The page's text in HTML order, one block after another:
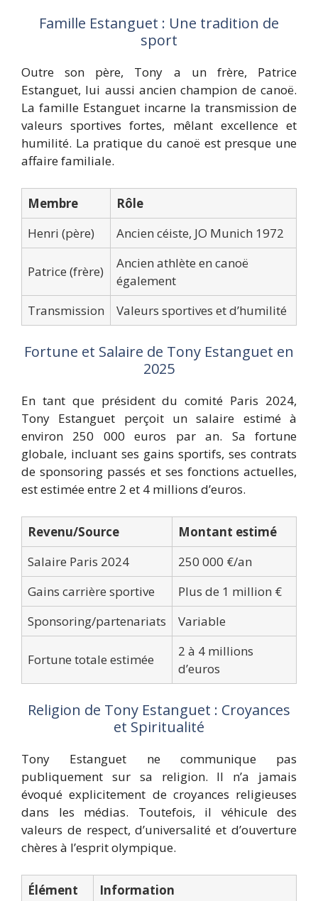
Famille Estanguet : Une tradition de
sport
Outre son père, Tony a un frère, Patrice
Estanguet, lui aussi ancien champion de canoë.
La famille Estanguet incarne la transmission de
valeurs sportives fortes, mêlant excellence et
humilité. La pratique du canoë est presque une
affaire familiale.
Membre
Rôle
Henri (père)
Ancien céiste, JO Munich 1972
Patrice (frère)
Ancien athlète en canoë
également
Transmission
Valeurs sportives et d’humilité
Fortune et Salaire de Tony Estanguet en
2025
En tant que président du comité Paris 2024,
Tony Estanguet perçoit un salaire estimé à
environ 250 000 euros par an. Sa fortune
globale, incluant ses gains sportifs, ses contrats
de sponsoring passés et ses fonctions actuelles,
est estimée entre 2 et 4 millions d’euros.
Revenu/Source
Montant estimé
Salaire Paris 2024
250 000 €/an
Gains carrière sportive
Plus de 1 million €
Sponsoring/partenariats
Variable
Fortune totale estimée
2 à 4 millions
d’euros
Religion de Tony Estanguet : Croyances
et Spiritualité
Tony Estanguet ne communique pas
publiquement sur sa religion. Il n’a jamais
évoqué explicitement de croyances religieuses
dans les médias. Toutefois, il véhicule des
valeurs de respect, d’universalité et d’ouverture
chères à l’esprit olympique.
Élément Information